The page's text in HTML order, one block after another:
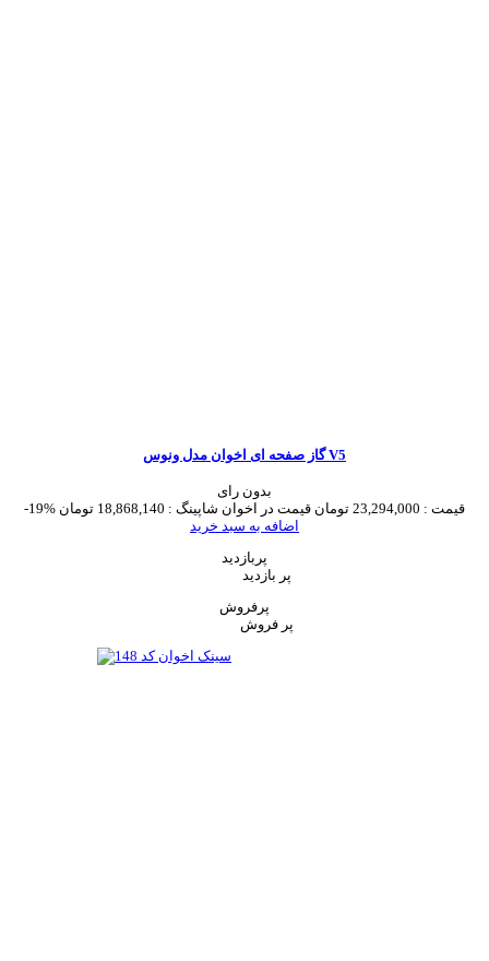
گاز صفحه ای اخوان مدل ونوس V5
بدون رای
-19%
قیمت : 23,294,000 تومان قیمت در اخوان شاپینگ : 18,868,140 تومان
اضافه به سبد خرید
پربازدید
پر بازدید
پرفروش